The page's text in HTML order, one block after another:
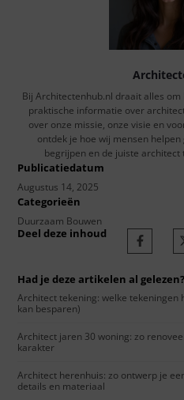
Bij Architectenhub.nl draait alles
praktische informatie over
over onze missie, onze visie en
ontdek je hoe wij mensen
begrijpen en de juiste
Publicatiedatum
Augustus 14, 2025
Categorieën
Duurzaam Bouwen
Deel deze inhoud
Had je deze artikelen al gelezen?
Architect tekening: welke tekeningen
kan besparen)
Architect jaren 30 woning: zo
karakter
Architect herenhuis: zo ontwerp je
details en materiaal